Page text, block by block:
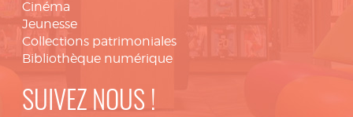
Cinéma
Jeunesse
Collections patrimoniales
Bibliothèque numérique
SUIVEZ NOUS !